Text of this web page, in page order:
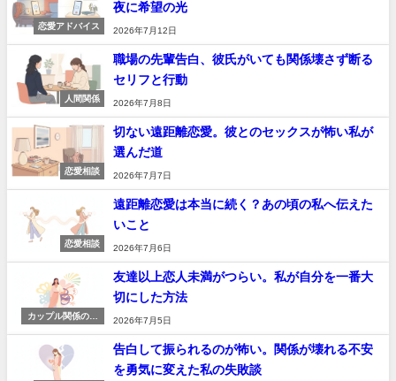
恋愛アドバイス
夜に希望の光
2026年7月12日
人間関係
職場の先輩告白、彼氏がいても関係壊さず断る
セリフと行動
2026年7月8日
恋愛相談
切ない遠距離恋愛。彼とのセックスが怖い私が
選んだ道
2026年7月7日
恋愛相談
遠距離恋愛は本当に続く？あの頃の私へ伝えた
いこと
2026年7月6日
カップル関係の強
友達以上恋人未満がつらい。私が自分を一番大
切にした方法
2026年7月5日
告白して振られるのが怖い。関係が壊れる不安
を勇気に変えた私の失敗談